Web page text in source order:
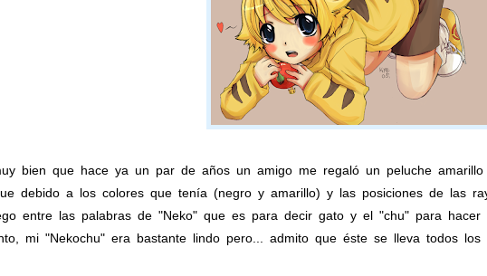
bien que hace ya un par de años un amigo me regaló un peluche
debido a los colores que tenía (negro y amarillo) y las posiciones de las
entre las palabras de "Neko" que es para decir gato y el "chu" para hacer
mi "Nekochu" era bastante lindo pero... admito que éste se lleva todos los